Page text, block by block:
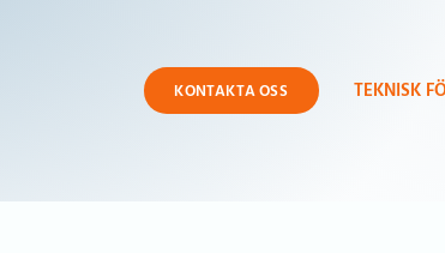
KONTAKTA OSS TEKNISK